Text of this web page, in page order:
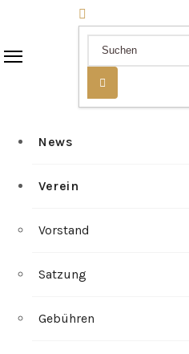
News
Verein
Vorstand
Satzung
Gebühren